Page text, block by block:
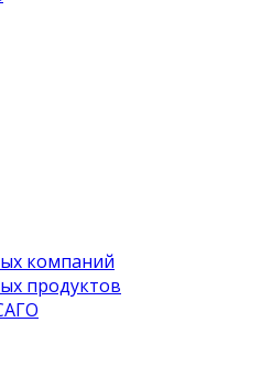
компаний
продуктов